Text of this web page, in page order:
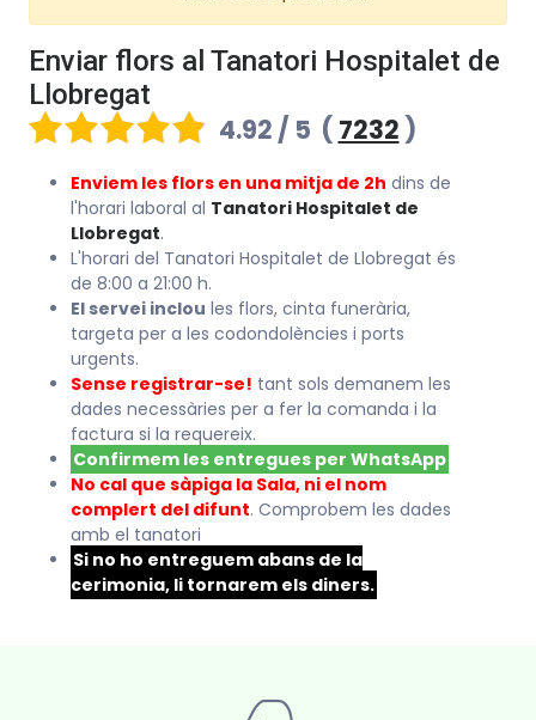
Enviar flors al Tanatori Hospitalet de
Llobregat
4.92 / 5 ( 7232 )
Enviem les flors en una mitja de 2h dins de
l'horari laboral al Tanatori Hospitalet de
Llobregat.
L'horari del Tanatori Hospitalet de Llobregat és
de 8:00 a 21:00 h.
El servei inclou les flors, cinta funerària,
targeta per a les codondolències i ports
urgents.
Sense registrar-se! tant sols demanem les
dades necessàries per a fer la comanda i la
factura si la requereix.
Confirmem les entregues per WhatsApp
No cal que sàpiga la Sala, ni el nom
complert del difunt. Comprobem les dades
amb el tanatori
Si no ho entreguem abans de la
cerimonia, li tornarem els diners.